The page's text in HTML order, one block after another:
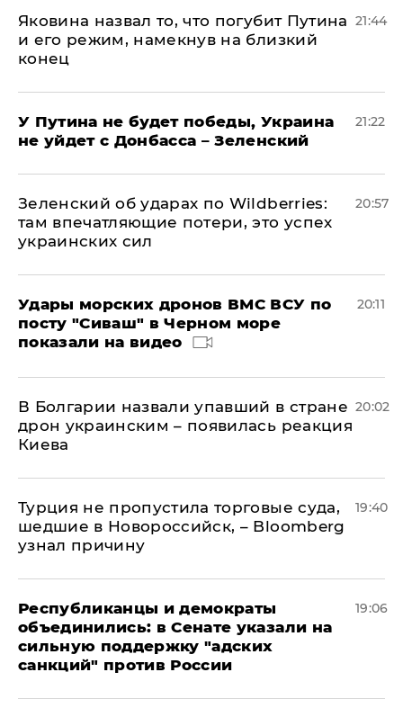
Яковина назвал то, что погубит Путина
и его режим, намекнув на близкий
конец
21:44
У Путина не будет победы, Украина
не уйдет с Донбасса – Зеленский
21:22
Зеленский об ударах по Wildberries:
там впечатляющие потери, это успех
украинских сил
20:57
Удары морских дронов ВМС ВСУ по
посту "Сиваш" в Черном море
показали на видео
20:11
В Болгарии назвали упавший в стране
дрон украинским – появилась реакция
Киева
20:02
Турция не пропустила торговые суда,
шедшие в Новороссийск, – Bloomberg
узнал причину
19:40
Республиканцы и демократы
объединились: в Сенате указали на
сильную поддержку "адских
санкций" против России
19:06